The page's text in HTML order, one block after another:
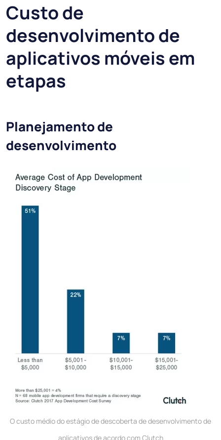
Custo de
desenvolvimento de
aplicativos móveis em
etapas
Planejamento de
desenvolvimento
O custo médio do estágio de descoberta de desenvolvimento de
aplicativos de acordo com Clutch